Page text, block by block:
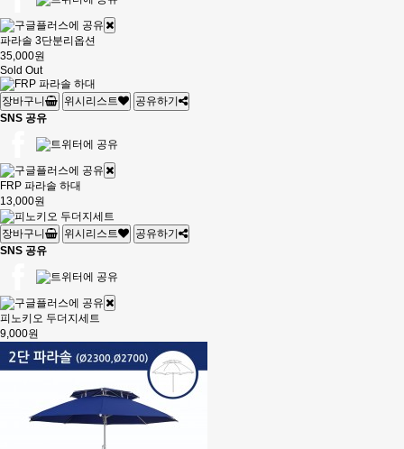
파라솔 3단분리옵션
35,000원
Sold Out
장바구니 위시리스트
공유하기
SNS 공유
FRP 파라솔 하대
13,000원
장바구니 위시리스트
공유하기
SNS 공유
피노키오 두더지세트
9,000원